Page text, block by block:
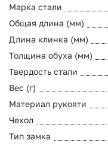
Марка стали
Общая длина (мм)
Длина клинка (мм)
Толщина обуха (мм)
Твердость стали
Вес (г)
Материал рукояти
Чехол
Тип замка